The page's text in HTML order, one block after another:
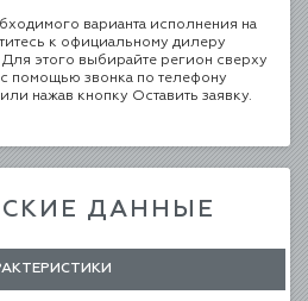
варианта исполнения на
к официальному дилеру
этого выбирайте регион сверху
с помощью звонка по телефону
нажав кнопку Оставить заявку.
ДАННЫЕ